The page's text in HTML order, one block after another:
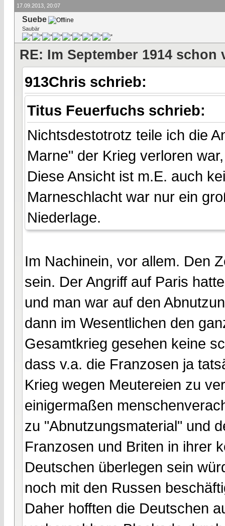
17.09.2013, 20:07
Suebe
Saubär
RE: Im September 1914 schon
913Chris schrieb:
Titus Feuerfuchs schrieb:
Nichtsdestotrotz teile ich die
Marne" der Krieg verloren
Diese Ansicht ist m.E. auch
Marneschlacht war nur ein
Niederlage.
Im Nachinein, vor allem. Den
sein. Der Angriff auf Paris
und man war auf den
dann im Wesentlichen den
Gesamtkrieg gesehen keine
dass v.a. die Franzosen ja
Krieg wegen Meutereien zu
einigermaßen
zu "Abnutzungsmaterial" und
Franzosen und Briten in ihrer
Deutschen überlegen sein
noch mit den Russen
Daher hofften die Deutschen